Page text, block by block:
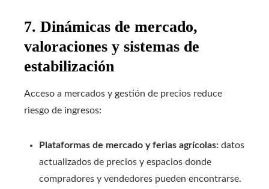
7. Dinámicas de mercado,
valoraciones y sistemas de
estabilización
Acceso a mercados y gestión de precios reduce
riesgo de ingresos:
Plataformas de mercado y ferias agrícolas: datos
actualizados de precios y espacios donde
compradores y vendedores pueden encontrarse.